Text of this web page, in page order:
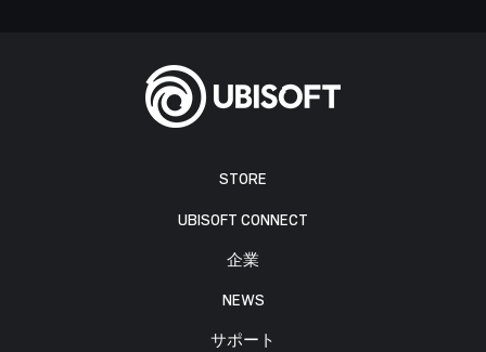
STORE
UBISOFT CONNECT
企業
NEWS
サポート